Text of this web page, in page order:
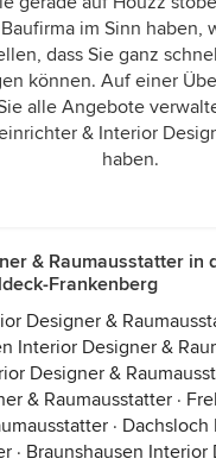
im Sinn haben,
dass Sie ganz
können. Auf einer
alle Angebote
& Interior
haben.
& Raumausstatter in
Frankenberg
Designer &
Interior Designer &
Designer &
& Raumausstatter ·
· Dachsloch
· Braunshausen Interior